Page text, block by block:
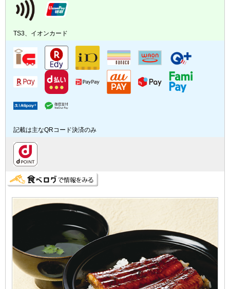
TS3、イオンカード
記載は主なQRコード決済のみ